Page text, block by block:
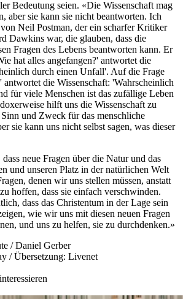
Bedeutung seien. «Die Wissenschaft mag
aber sie kann sie nicht beantworten. Ich
Neil Postman, der ein scharfer Kritiker
Dawkins war, die glauben, dass die
Fragen des Lebens beantworten kann. Er
hat alles angefangen?' antwortet die
durch einen Unfall'. Auf die Frage
die Wissenschaft: 'Wahrscheinlich
für viele Menschen ist das zufällige Leben
hilft uns die Wissenschaft zu
und Zweck für das menschliche
sie kann uns nicht selbst sagen, was dieser
neue Fragen über die Natur und das
und unseren Platz in der natürlichen Welt
denen wir uns stellen müssen, anstatt
hoffen, dass sie einfach verschwinden.
dass das Christentum in der Lage sein
wie wir uns mit diesen neuen Fragen
und uns zu helfen, sie zu durchdenken.»
/ Daniel Gerber
/ Übersetzung: Livenet